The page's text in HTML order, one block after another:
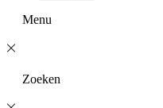
Menu
Zoeken